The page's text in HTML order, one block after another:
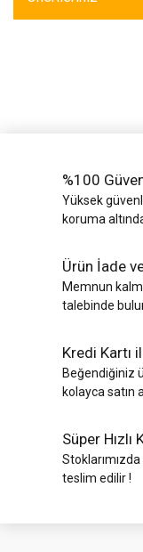
%100
Yüksek
koruma
Ürün İade
Memnun
talebinde
Kredi Kartı
Beğendiğiniz
kolayca satın
Süper
teslim edilir !